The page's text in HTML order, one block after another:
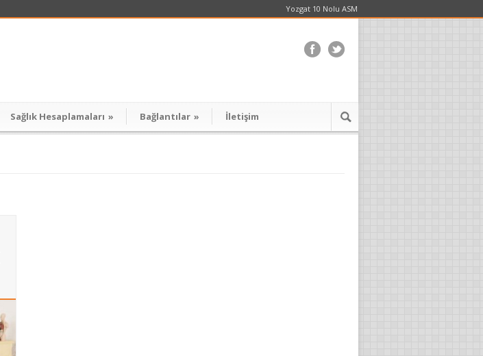
Yozgat 10 Nolu ASM
Sağlık Hesaplamaları » Bağlantılar » İletişim